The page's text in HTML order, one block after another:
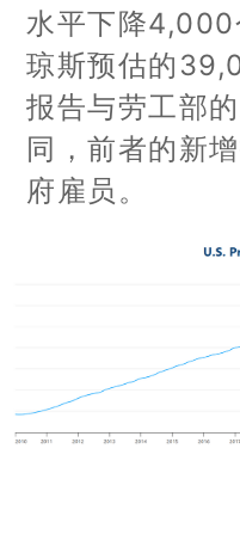
水平下降4,000
琼斯预估的
报告与劳工部
同，前者的新
府雇员。